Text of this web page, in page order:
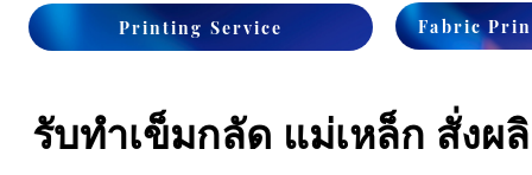
Printing Service Fabric
รับทำเข็มกลัด แม่เหล็ก สั่งผ